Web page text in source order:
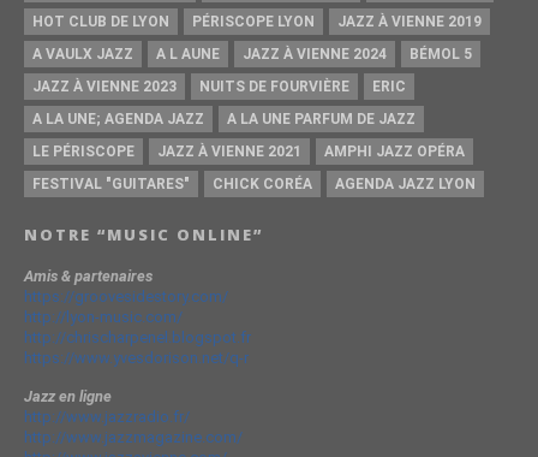
HOT CLUB DE LYON
PÉRISCOPE LYON
JAZZ À VIENNE 2019
A VAULX JAZZ
A L AUNE JAZZ À VIENNE 2024
BÉMOL 5
JAZZ À VIENNE 2023
NUITS DE FOURVIÈRE
ERIC
A LA UNE; AGENDA JAZZ
A LA UNE PARFUM DE JAZZ
LE PÉRISCOPE
JAZZ À VIENNE 2021
AMPHI JAZZ OPÉRA
FESTIVAL "GUITARES"
CHICK CORÉA AGENDA JAZZ LYON
NOTRE “MUSIC ONLINE”
Amis & partenaires
https://groovesidestory.com/
http://lyon-music.com/
http://chrischarpenel.blogspot.fr
https://www.yvesdorison.net/q-r
Jazz en ligne
http://www.jazzradio.fr/
http://www.jazzmagazine.com/